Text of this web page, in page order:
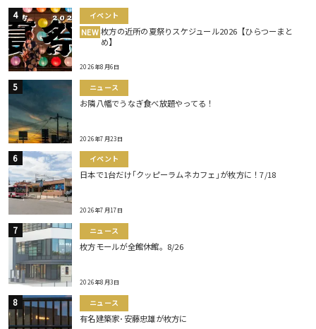
イベント
NEW 枚方の近所の夏祭りスケジュール2026【ひらつーまと
め】
2026年8月6日
ニュース
お隣八幡でうなぎ食べ放題やってる！
2026年7月23日
イベント
日本で1台だけ｢クッピーラムネカフェ｣が枚方に！7/18
2026年7月17日
ニュース
枚方モールが全館休館。8/26
2026年8月3日
ニュース
有名建築家･安藤忠雄が枚方に